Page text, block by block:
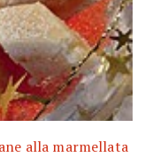
alla marmellata